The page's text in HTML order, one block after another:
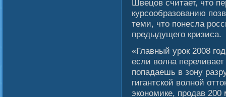
Швецов считает, что
курсообразованию
теми, что понесла
предыдущего кризиса.
«Главный урок 2008
если волна
попадаешь в зону
гигантской волной
экономике, продав